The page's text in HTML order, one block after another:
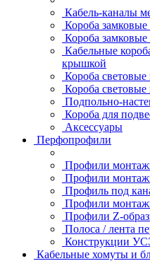
Кабель-каналы
Короба
Короба
Кабельные
крышкой
Короба
Короба
Подпольно-
Короба для
Аксессуары
Перфопрофили
Профили
Профили
Профиль под
Профили
Профили Z-
Полоса / лента
Конструкции
Кабельные хомуты и